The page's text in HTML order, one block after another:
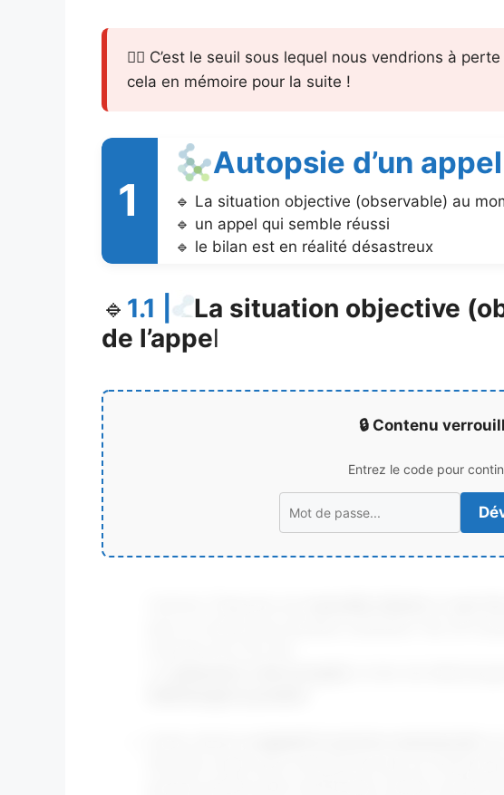
👉🏻 C’est le seuil sous lequel nous vendrions à
cela en mémoire pour la suite !
1
Autopsie d’un
La situation objective (observable) au
un appel qui semble réussi
le bilan est en réalité désastreux
🔹 1.1 |
La situation objective
de l’appel
🔒 Contenu
Entrez le code pour